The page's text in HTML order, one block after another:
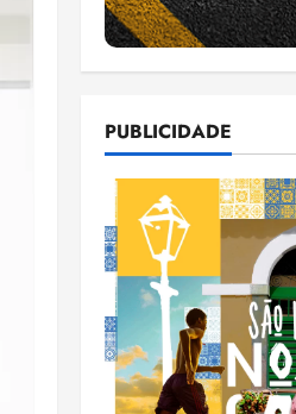
PUBLICIDADE